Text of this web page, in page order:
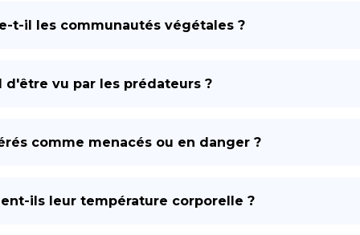
t-il les communautés végétales ?
vu par les prédateurs ?
comme menacés ou en danger ?
ils leur température corporelle ?